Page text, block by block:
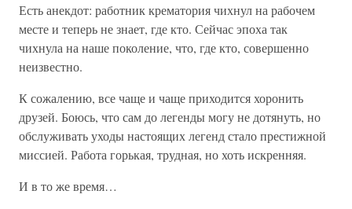
Есть анекдот: работник крематория чихнул на рабочем
месте и теперь не знает, где кто. Сейчас эпоха так
чихнула на наше поколение, что, где кто, совершенно
неизвестно.
К сожалению, все чаще и чаще приходится хоронить
друзей. Боюсь, что сам до легенды могу не дотянуть, но
обслуживать уходы настоящих легенд стало престижной
миссией. Работа горькая, трудная, но хоть искренняя.
И в то же время…